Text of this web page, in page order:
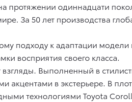
протяжении одиннадцати
За 50 лет производства
подходу к адаптации
восприятия своего класса.
Выполненный в
в экстерьере. В
технологиями Toyota